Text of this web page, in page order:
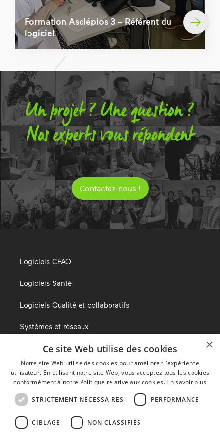
Formation Asclépios 3 – Référent du
logiciel
Un projet ? Une question ?
Nos experts vous répondent
Contactez-nous !
Logiciels CFAO
Logiciels Santé
Logiciels Qualité et collaboratifs
Systèmes et réseaux
Le blog d’Alma
Nous trouver
Mentions légales
×
Ce site Web utilise des cookies
Notre site Web utilise des cookies pour améliorer l'expérience
utilisateur. En utilisant notre site Web, vous acceptez tous les cookies
conformément à notre Politique relative aux cookies. En savoir plus
STRICTEMENT NÉCESSAIRES PERFORMANCE
CIBLAGE NON CLASSIFIÉS